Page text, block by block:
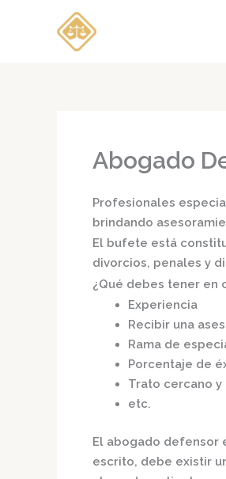
Abogado
Profesionales
brindando
El bufete está
divorcios, penales y
¿Qué debes tener en
Experiencia
Recibir una
Rama de
Porcentaje de
Trato cercano
etc.
El abogado defensor
escrito, debe existir